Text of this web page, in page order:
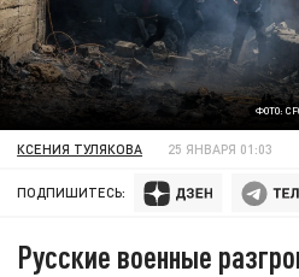
ФОТО:
КСЕНИЯ ТУЛЯКОВА 25 ЯНВАРЯ 01:03
ПОДПИШИТЕСЬ:
Русские военные